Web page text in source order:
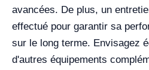
avancées. De plus, un
effectué pour garantir sa
sur le long terme. Envisagez
d'autres équipements